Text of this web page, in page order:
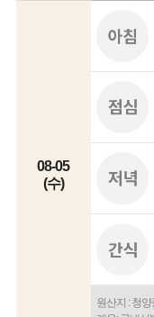
08-05
(수)
원산지 : 청